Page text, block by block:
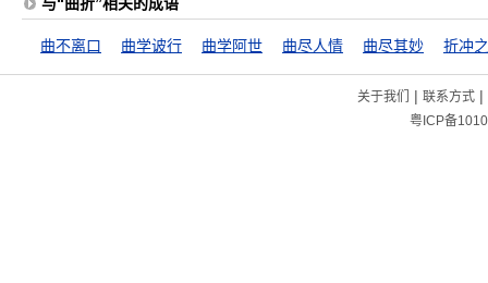
曲不离口 曲学诐行 曲学阿世 曲尽人情 曲尽其妙 折冲
关于我们 | 联系方式|
粤ICP备